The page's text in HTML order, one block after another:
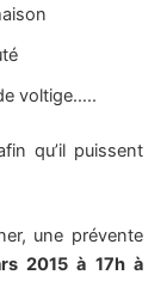
voltige…..
qu’il puissent
une prévente
2015 à 17h à